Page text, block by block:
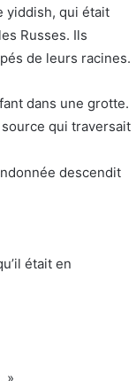
yiddish, qui était
Russes. Ils
de leurs racines.
dans une grotte.
source qui traversait
descendit
était en